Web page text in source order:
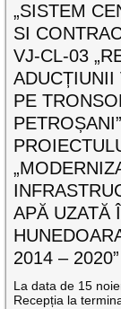
„SISTEM
SI
VJ-CL-03
ADUCȚIUNII
PE
APĂ UZATĂ
2014 – 2020”
La data de 15
Recepția la